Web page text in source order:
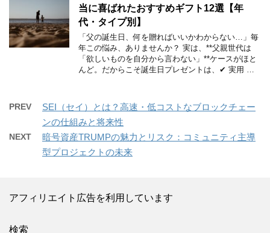
当に喜ばれたおすすめギフト12選【年
代・タイプ別】
「父の誕生日、何を贈ればいいかわからない…」毎
年この悩み、ありませんか？ 実は、**父親世代は
「欲しいものを自分から言わない」**ケースがほと
んど。だからこそ誕生日プレゼントは、✔ 実用 …
PREV
SEI（セイ）とは？高速・低コストなブロックチェー
ンの仕組みと将来性
NEXT
暗号資産TRUMPの魅力とリスク：コミュニティ主導
型プロジェクトの未来
アフィリエイト広告を利用しています
検索